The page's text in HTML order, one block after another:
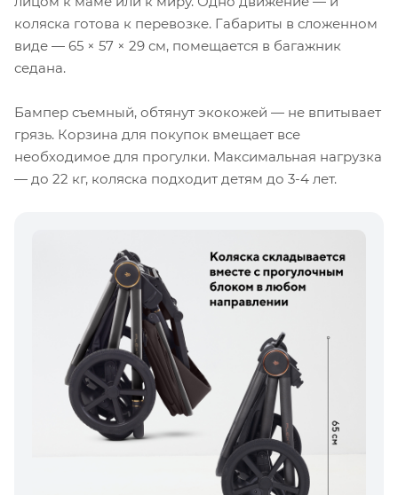
коляска готова к перевозке. Габариты в сложенном
виде — 65 × 57 × 29 см, помещается в багажник
седана.
Бампер съемный, обтянут экокожей — не впитывает
грязь. Корзина для покупок вмещает все
необходимое для прогулки. Максимальная нагрузка
— до 22 кг, коляска подходит детям до 3-4 лет.